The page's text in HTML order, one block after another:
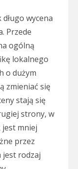
wycena
Przede
ogólną
lokalnego
o dużym
zmieniać się
stają się
strony, w
mniej
przez
jest rodzaj